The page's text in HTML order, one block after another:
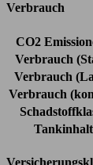
Verbrauch
CO2
Verbrauch
Verbrauch
Verbrauch
Tankinhalt